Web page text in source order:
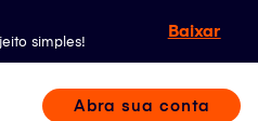
simples!
Baixar
Abra sua conta